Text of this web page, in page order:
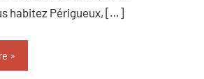
habitez Périgueux, […]